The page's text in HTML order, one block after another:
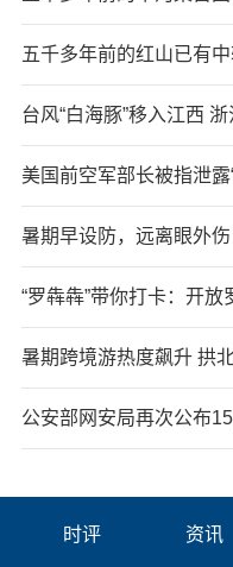
五千多年前的红山已有
台风“白海豚”移入江西
美国前空军部长被指泄露
暑期早设防，远离眼外
“罗犇犇”带你打卡：开放
暑期跨境游热度飙升 拱
公安部网安局再次公布
时评 资讯